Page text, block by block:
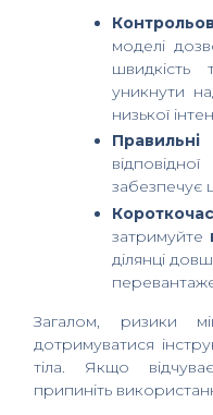
моделі
швидкість
уникнути
низької
забезпечує
затримуйте
ділянці
Загалом, ризики
дотримуватися
тіла. Якщо
припиніть